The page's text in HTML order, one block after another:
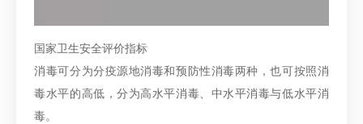
国家卫生安全评价指标
消毒可分为分疫源地消毒和预防性消毒两种，也可按照消
毒水平的高低，分为高水平消毒、中水平消毒与低水平消
毒。